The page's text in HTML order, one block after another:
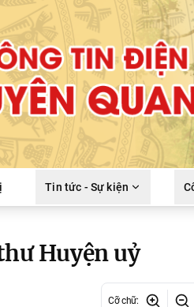
Tin tức - Sự kiện
Huyện uỷ
Cỡ chữ: